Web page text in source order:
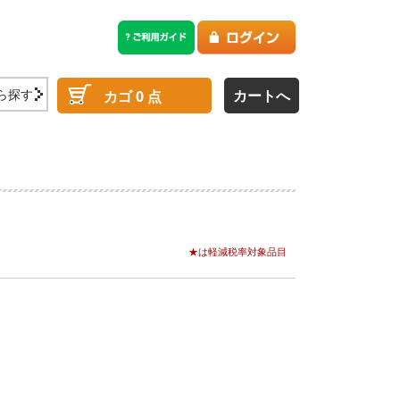
探す カゴ0 点 カートへ
★は軽減税率対象品目